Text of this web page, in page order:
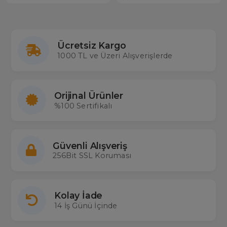
Ücretsiz Kargo
1000 TL ve Üzeri Alışverişlerde
Orijinal Ürünler
%100 Sertifikalı
Güvenli Alışveriş
256Bit SSL Koruması
Kolay İade
14 İş Günü İçinde